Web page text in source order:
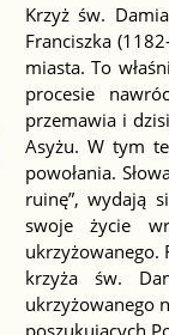
Krzyż św.
Franciszka
miasta. To
procesie
przemawia i
Asyżu. W tym
powołania.
ruinę”, wydają
swoje życie
ukrzyżowanego.
krzyża św.
ukrzyżowanego
poszukujących